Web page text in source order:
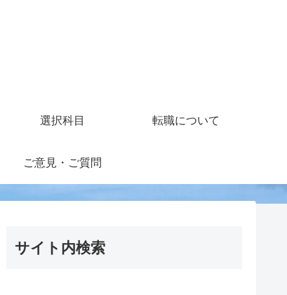
選択科目 転職について
ご意見・ご質問
サイト内検索